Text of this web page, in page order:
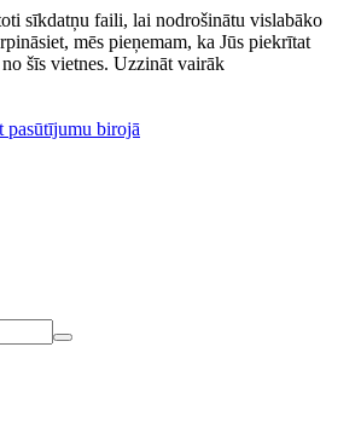
sīkdatņu faili, lai nodrošinātu vislabāko
mēs pieņemam, ka Jūs piekrītat
šīs vietnes. Uzzināt vairāk
birojā